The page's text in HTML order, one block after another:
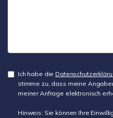
Ich habe die
stimme zu, dass meine
meiner Anfrage elektronisch
Hinweis: Sie können Ihre